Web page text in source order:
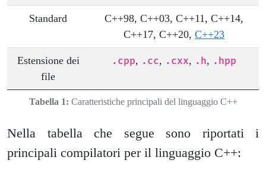
Standard
C++98, C++03, C++11, C++14,
C++17, C++20, C++23
Estensione dei
file
.cpp, .cc, .cxx, .h, .hpp
Tabella 1: Caratteristiche principali del linguaggio C++
Nella tabella che segue sono riportati i
principali compilatori per il linguaggio C++: